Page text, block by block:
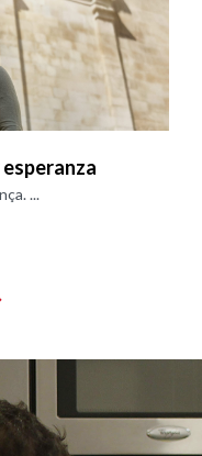
...